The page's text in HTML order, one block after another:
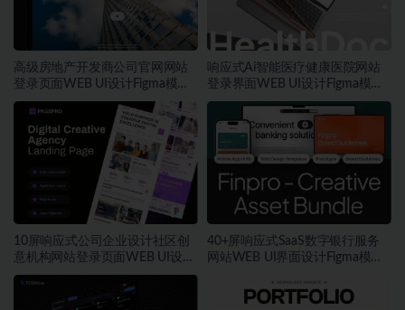
高级房地产开发商公司官网网站
登录页面WEB UI设计Figma模板
素材
响应式Ai智能医疗健康医院网站
登录界面WEB UI设计Figma模板
素材
10屏响应式公司企业设计社区创
意机构网站登录页面WEB UI设计
Figma模板素材
40+屏响应式SaaS数字银行服务
网站WEB UI界面设计Figma模板